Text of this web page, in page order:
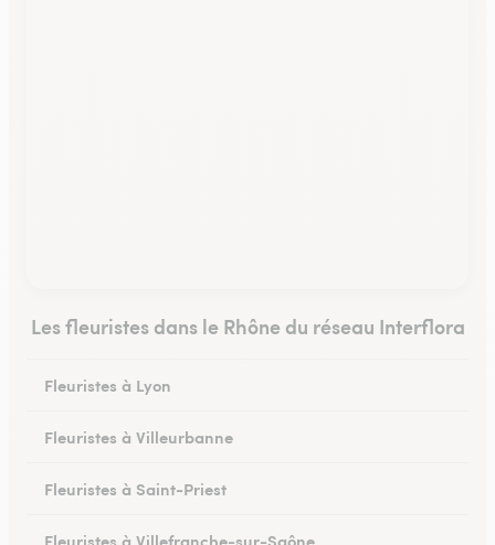
Les fleuristes dans le Rhône du réseau Interflora
Fleuristes à Lyon
Fleuristes à Villeurbanne
Fleuristes à Saint-Priest
Fleuristes à Villefranche-sur-Saône